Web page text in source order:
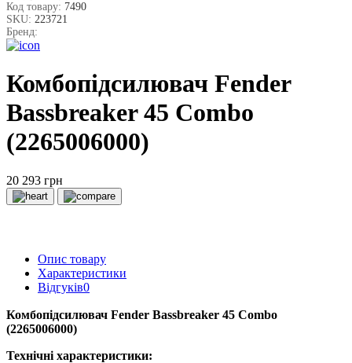
Код товару: 7490
SKU: 223721
Бренд:
Комбопідсилювач Fender
Bassbreaker 45 Combo
(2265006000)
20 293 грн
Опис товару
Характеристики
Відгуків0
Комбопідсилювач Fender Bassbreaker 45 Combo
(2265006000)
Технічні характеристики: